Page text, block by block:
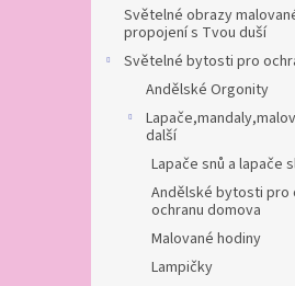
Světelné obrazy
propojení s Tvou duší
Světelné bytosti pro
Andělské Orgonity
další
Lapače snů a lapače
Andělské bytosti pro
ochranu domova
Malované hodiny
Lampičky